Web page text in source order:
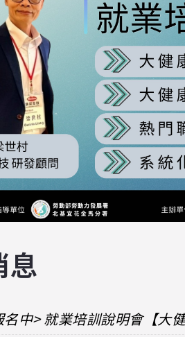
息
名中> 就業培訓說明會【大